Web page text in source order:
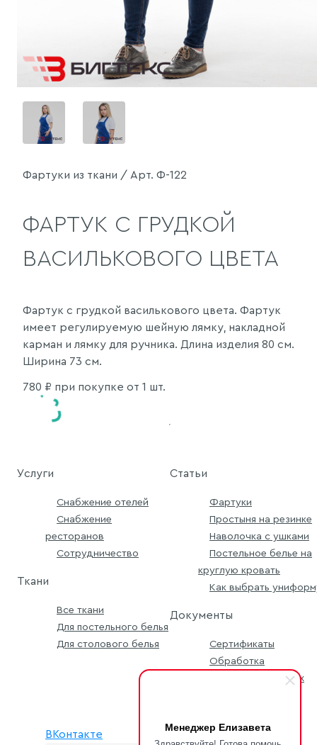
Менеджер Елизавета
Фартуки из ткани / Арт. Ф-122
ФАРТУК С ГРУДКОЙ
ВАСИЛЬКОВОГО ЦВЕТА
Фартук с грудкой василькового цвета. Фартук
имеет регулируемую шейную лямку, накладной
карман и лямку для ручника. Длина изделия 80 см.
Ширина 73 см.
780 ₽ при покупке от 1 шт.
Услуги
Снабжение отелей
Снабжение
ресторанов
Сотрудничество
Ткани
Все ткани
Для постельного белья
Для столового белья
Статьи
Фартуки
Простыня на резинке
Наволочка с ушками
Постельное белье на
круглую кровать
Как выбрать
Документы
Сертификаты
Обработка
персональных данных
ВКонтакте